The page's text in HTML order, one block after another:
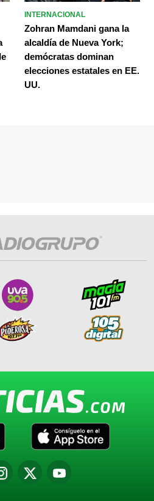
INTERNACIONAL
Zohran Mamdani gana la
alcaldía de Nueva York;
demócratas dominan
elecciones estatales en EE.
UU.